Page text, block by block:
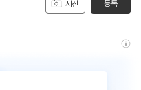
사진 등록